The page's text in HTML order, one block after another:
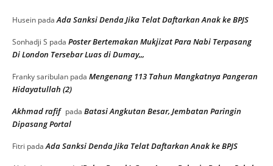
Husein padaAda Sanksi Denda Jika Telat Daftarkan Anak ke BPJS
Sonhadji S pada Poster Bertemakan Mukjizat Para Nabi Terpasang
Di London Tersebar Luas di Dumay,,,
Franky saribulan pada Mengenang 113 Tahun Mangkatnya Pangeran
Hidayatullah (2)
Akhmad rafif pada Batasi Angkutan Besar, Jembatan Paringin
Dipasang Portal
Fitri padaAda Sanksi Denda Jika Telat Daftarkan Anak ke BPJS